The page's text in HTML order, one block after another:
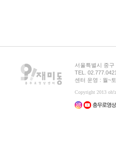
서울특별시 중
TEL.
센터 운영 : 월~
Copyright 2013